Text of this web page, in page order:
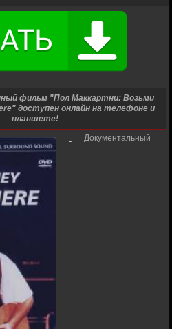
фильм "Пол Маккартни: Возьми
доступен онлайн на телефоне и
планшете!
Документальный